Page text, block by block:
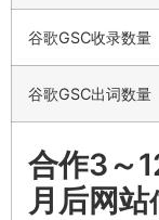
谷歌GSC收录数量
谷歌GSC出词数量
合作3～
月后网站